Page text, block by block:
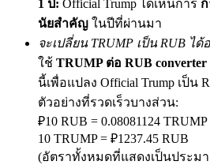
Trade Gold & Silver · 33,333
USDT New User Exclusive 10%
USDT Flexible Staking | Daily
1 ปี: Official Trump ได้เห็นการ
นัยสำคัญ ในปีที่ผ่านมา
จะเปลี่ยน TRUMP เป็น RUB ได้
ใช้ TRUMP ต่อ RUB converter
นี้เพื่อแปลง Official Trump เป็น
ตัวอย่างที่รวดเร็วบางส่วน:
₽10 RUB = 0.08081124 TRUMP
10 TRUMP = ₽1237.45 RUB
(อัตราทั้งหมดที่แสดงเป็นประม